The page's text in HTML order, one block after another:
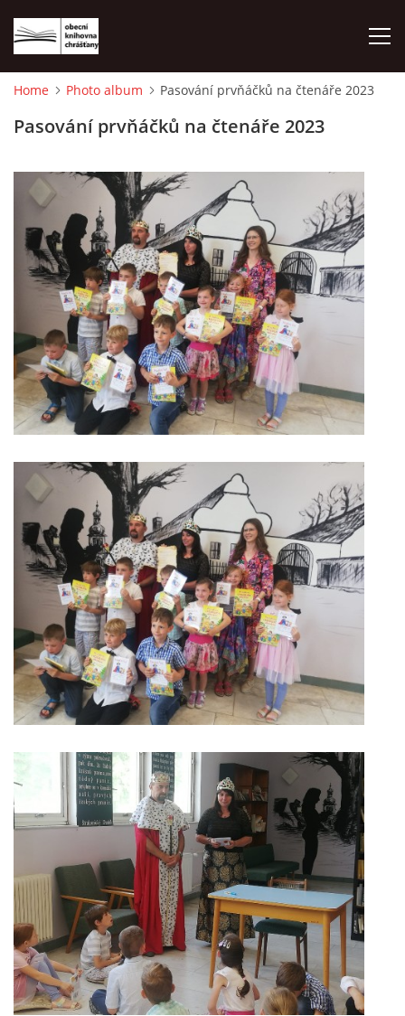
© 2026 eStránky.cz | WebSlice |Print|Updated: 2026-08-01|
Home Photo album Pasování prvňáčků na čtenáře 2023
Pasování prvňáčků na čtenáře 2023